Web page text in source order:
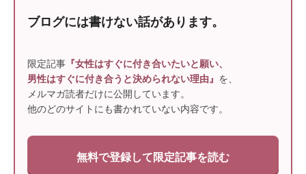
ブログには書けない話があります。
限定記事 『女性はすぐに付き合いたいと願い、
男性はすぐに付き合うと決められない理由』 を、
メルマガ読者だけに公開しています。
他のどのサイトにも書かれていない内容です。
無料で登録して限定記事を読む